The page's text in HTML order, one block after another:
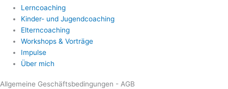
Lerncoaching
Kinder- und Jugendcoaching
Elterncoaching
Workshops & Vorträge
Impulse
Über mich
Allgemeine Geschäftsbedingungen - AGB